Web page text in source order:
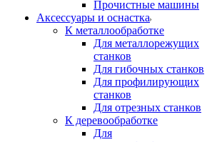
Прочистные машины
Аксeccyapы и оснастка
К металлообработке
Для металлорежущих
станков
Для гибочных станков
Для профилирующих
станков
Для отрезных станков
К деревообработке
Для